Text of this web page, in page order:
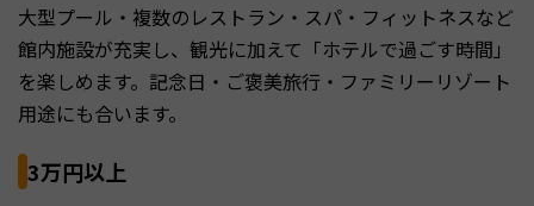
大型プール・複数のレストラン・スパ・フィットネスなど
館内施設が充実し、観光に加えて「ホテルで過ごす時間」
を楽しめます。記念日・ご褒美旅行・ファミリーリゾート
用途にも合います。
3万円以上